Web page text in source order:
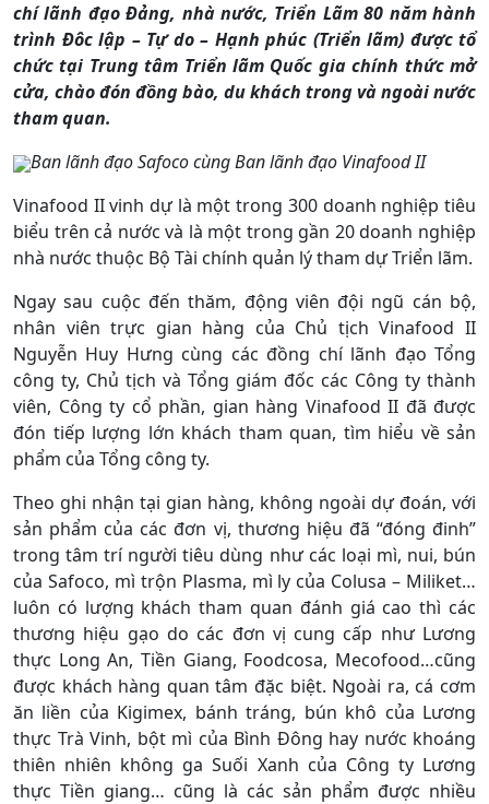
chí lãnh đạo Đảng, nhà nước, Triển Lãm 80 năm hành
trình Đôc lập – Tự do – Hạnh phúc (Triển lãm) được tổ
chức tại Trung tâm Triển lãm Quốc gia chính thức mở
cửa, chào đón đồng bào, du khách trong và ngoài nước
tham quan.
Ban lãnh đạo Safoco cùng Ban lãnh đạo Vinafood II
Vinafood II vinh dự là một trong 300 doanh nghiệp tiêu
biểu trên cả nước và là một trong gần 20 doanh nghiệp
nhà nước thuộc Bộ Tài chính quản lý tham dự Triển lãm.
Ngay sau cuộc đến thăm, động viên đội ngũ cán bộ,
nhân viên trực gian hàng của Chủ tịch Vinafood II
Nguyễn Huy Hưng cùng các đồng chí lãnh đạo Tổng
công ty, Chủ tịch và Tổng giám đốc các Công ty thành
viên, Công ty cổ phần, gian hàng Vinafood II đã được
đón tiếp lượng lớn khách tham quan, tìm hiểu về sản
phẩm của Tổng công ty.
Theo ghi nhận tại gian hàng, không ngoài dự đoán, với
sản phẩm của các đơn vị, thương hiệu đã “đóng đinh”
trong tâm trí người tiêu dùng như các loại mì, nui, bún
của Safoco, mì trộn Plasma, mì ly của Colusa – Miliket…
luôn có lượng khách tham quan đánh giá cao thì các
thương hiệu gạo do các đơn vị cung cấp như Lương
thực Long An, Tiền Giang, Foodcosa, Mecofood…cũng
được khách hàng quan tâm đặc biệt. Ngoài ra, cá cơm
ăn liền của Kigimex, bánh tráng, bún khô của Lương
thực Trà Vinh, bột mì của Bình Đông hay nước khoáng
thiên nhiên không ga Suối Xanh của Công ty Lương
thực Tiền giang… cũng là các sản phẩm được nhiều